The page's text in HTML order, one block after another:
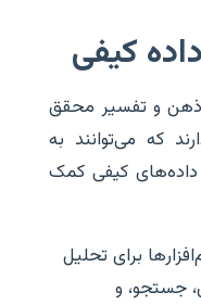
کیفی
ذهن و تفسیر محقق
که می‌توانند به
داده‌های کیفی کمک
برای تحلیل
جستجو، و